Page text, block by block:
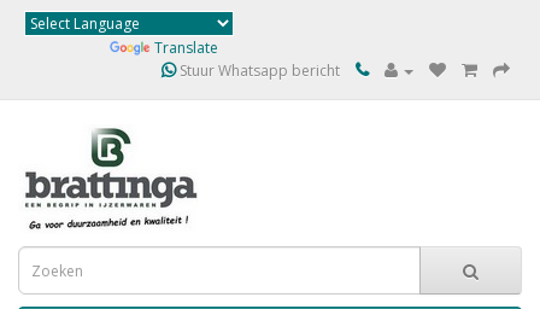
Translate
Stuur Whatsapp bericht